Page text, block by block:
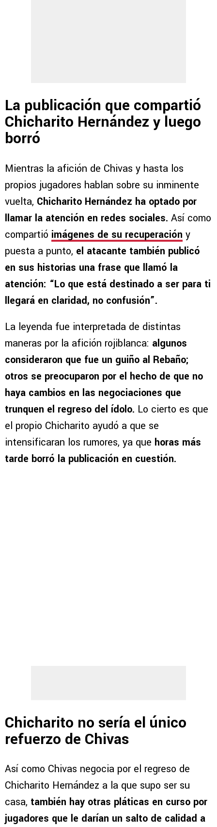
La publicación que compartió
Chicharito Hernández y luego
borró
Mientras la afición de Chivas y hasta los
propios jugadores hablan sobre su inminente
vuelta, Chicharito Hernández ha optado por
llamar la atención en redes sociales. Así como
compartió imágenes de su recuperación y
puesta a punto, el atacante también publicó
en sus historias una frase que llamó la
atención: “Lo que está destinado a ser para ti
llegará en claridad, no confusión”.
La leyenda fue interpretada de distintas
maneras por la afición rojiblanca: algunos
consideraron que fue un guiño al Rebaño;
otros se preocuparon por el hecho de que no
haya cambios en las negociaciones que
trunquen el regreso del ídolo. Lo cierto es que
el propio Chicharito ayudó a que se
intensificaran los rumores, ya que horas más
tarde borró la publicación en cuestión.
Chicharito no sería el único
refuerzo de Chivas
Así como Chivas negocia por el regreso de
Chicharito Hernández a la que supo ser su
casa, también hay otras pláticas en curso por
jugadores que le darían un salto de calidad a